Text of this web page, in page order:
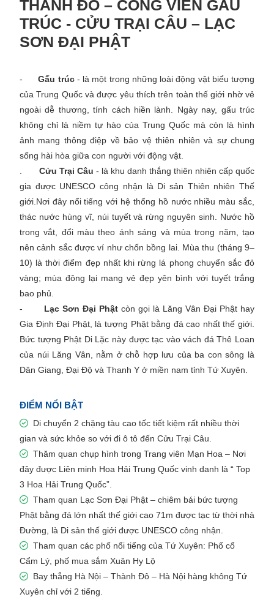
THÀNH ĐÔ – CÔNG VIÊN GẤU
TRÚC - CỬU TRẠI CÂU – LẠC
SƠN ĐẠI PHẬT
- Gấu trúc- là một trong những loài động vật biểu tượng
của Trung Quốc và được yêu thích trên toàn thế giới nhờ vẻ
ngoài dễ thương, tính cách hiền lành. Ngày nay, gấu trúc
không chỉ là niềm tự hào của Trung Quốc mà còn là hình
ảnh mang thông điệp về bảo vệ thiên nhiên và sự chung
sống hài hòa giữa con người với động vật.
Cửu Trại Câu - là khu danh thắng thiên nhiên cấp quốc
gia được UNESCO công nhận là Di sản Thiên nhiên Thế
giới.Nơi đây nổi tiếng với hệ thống hồ nước nhiều màu sắc,
thác nước hùng vĩ, núi tuyết và rừng nguyên sinh. Nước hồ
trong vắt, đổi màu theo ánh sáng và mùa trong năm, tạo
nên cảnh sắc được ví như chốn bồng lai. Mùa thu (tháng 9–
10) là thời điểm đẹp nhất khi rừng lá phong chuyển sắc đỏ
vàng; mùa đông lại mang vẻ đẹp yên bình với tuyết trắng
bao phủ.
-
Lạc Sơn Đại Phật còn gọi là Lăng Vân Đại Phật hay
Gia Định Đại Phật, là tượng Phật bằng đá cao nhất thế giới.
Bức tượng Phật Di Lặc này được tạc vào vách đá Thê Loan
của núi Lăng Vân, nằm ở chỗ hợp lưu của ba con sông là
Dân Giang, Đại Độ và Thanh Y ở miền nam tỉnh Tứ Xuyên.
ĐIỂM NỔI BẬT
Di chuyển 2 chặng tàu cao tốc tiết kiệm rất nhiều thời
gian và sức khỏe so với đi ô tô đến Cửu Trại Câu.
Thăm quan chụp hình trong Trang viên Mạn Hoa – Nơi
đây được Liên minh Hoa Hải Trung Quốc vinh danh là “ Top
3 Hoa Hải Trung Quốc”.
Tham quan Lạc Sơn Đại Phật – chiêm bái bức tượng
Phật bằng đá lớn nhất thế giới cao 71m được tạc từ thời nhà
Đường, là Di sản thế giới được UNESCO công nhận.
Tham quan các phố nổi tiếng của Tứ Xuyên: Phố cổ
Cẩm Lý, phố mua sắm Xuân Hy Lộ
Bay thẳng Hà Nội – Thành Đô – Hà Nội hàng không Tứ
Xuyên chỉ với 2 tiếng.